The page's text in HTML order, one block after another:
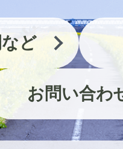
ど
お問い合わ